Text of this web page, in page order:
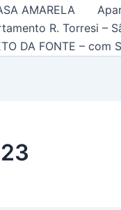
AMARELA
R. Torresi –
DA FONTE – com